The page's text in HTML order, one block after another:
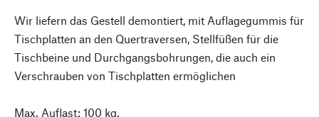
Wir liefern das Gestell demontiert, mit Auflagegummis für
Tischplatten an den Quertraversen, Stellfüßen für die
Tischbeine und Durchgangsbohrungen, die auch ein
Verschrauben von Tischplatten ermöglichen
Max. Auflast: 100 kg.